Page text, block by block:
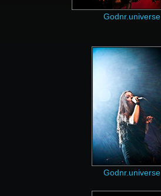
Godnr.universe
Godnr.universe